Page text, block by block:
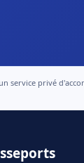
service privé